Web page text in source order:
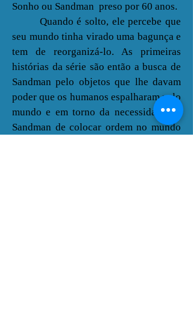
Sonho ou Sandman preso por 60 anos.
Quando é solto, ele percebe que
seu mundo tinha virado uma bagunça e
tem de reorganizá-lo. As primeiras
histórias da série são então a busca de
Sandman pelo objetos que lhe davam
poder que os humanos espalharam pelo
mundo e em torno da necessidade de
Sandman de colocar ordem no mundo